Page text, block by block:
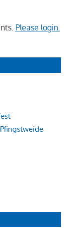
Please login.